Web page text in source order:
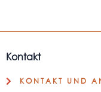
Kontakt
KONTAKT UND